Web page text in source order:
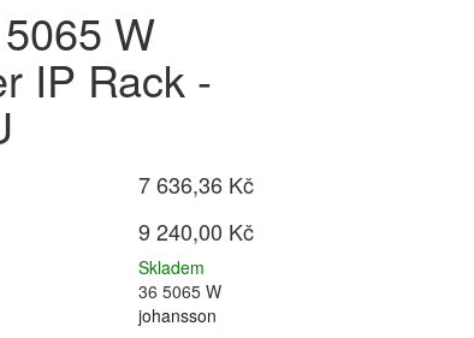
W
IP Rack -
7 636,36 Kč
9 240,00 Kč
Skladem
36 5065 W
johansson